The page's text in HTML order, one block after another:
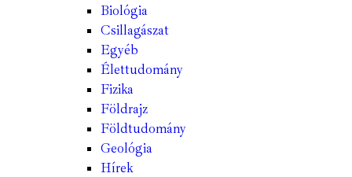
Biológia
Csillagászat
Egyéb
Élettudomány
Fizika
Földrajz
Földtudomány
Geológia
Hírek